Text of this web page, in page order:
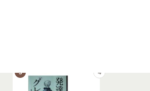
3 4